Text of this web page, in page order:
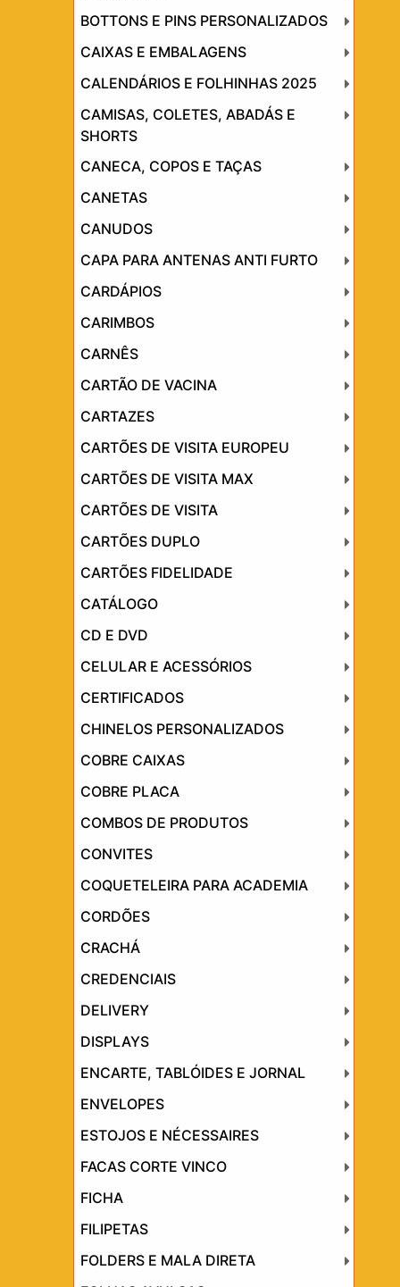
BOTTONS E PINS PERSONALIZADOS
CAIXAS E EMBALAGENS
CALENDÁRIOS E FOLHINHAS 2025
CAMISAS, COLETES, ABADÁS E
SHORTS
CANECA, COPOS E TAÇAS
CANETAS
CANUDOS
CAPA PARA ANTENAS ANTI FURTO
CARDÁPIOS
CARIMBOS
CARNÊS
CARTÃO DE VACINA
CARTAZES
CARTÕES DE VISITA EUROPEU
CARTÕES DE VISITA MAX
CARTÕES DE VISITA
CARTÕES DUPLO
CARTÕES FIDELIDADE
CATÁLOGO
CD E DVD
CELULAR E ACESSÓRIOS
CERTIFICADOS
CHINELOS PERSONALIZADOS
COBRE CAIXAS
COBRE PLACA
COMBOS DE PRODUTOS
CONVITES
COQUETELEIRA PARA ACADEMIA
CORDÕES
CRACHÁ
CREDENCIAIS
DELIVERY
DISPLAYS
ENCARTE, TABLÓIDES E JORNAL
ENVELOPES
ESTOJOS E NÉCESSAIRES
FACAS CORTE VINCO
FICHA
FILIPETAS
FOLDERS E MALA DIRETA